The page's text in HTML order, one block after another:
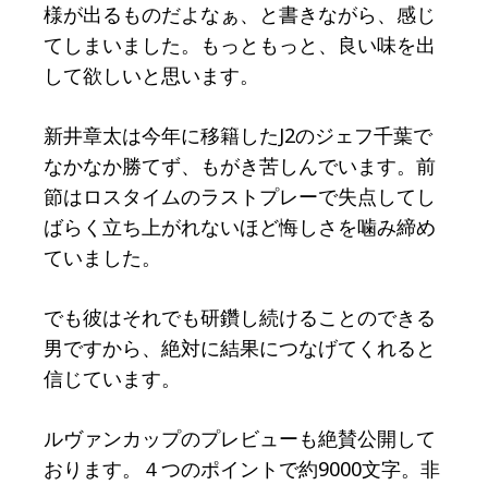
様が出るものだよなぁ、と書きながら、感じ
てしまいました。もっともっと、良い味を出
して欲しいと思います。
新井章太は今年に移籍したJ2のジェフ千葉で
なかなか勝てず、もがき苦しんでいます。前
節はロスタイムのラストプレーで失点してし
ばらく立ち上がれないほど悔しさを噛み締め
ていました。
でも彼はそれでも研鑽し続けることのできる
男ですから、絶対に結果につなげてくれると
信じています。
ルヴァンカップのプレビューも絶賛公開して
おります。４つのポイントで約9000文字。非